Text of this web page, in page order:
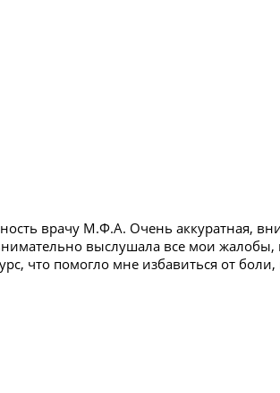
врачу М.Ф.А. Очень аккуратная,
выслушала все мои жалобы,
что помогло мне избавиться от